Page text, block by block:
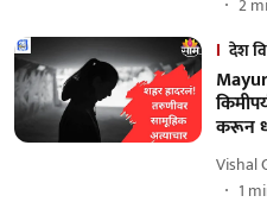
देश
करून
Vishal
1